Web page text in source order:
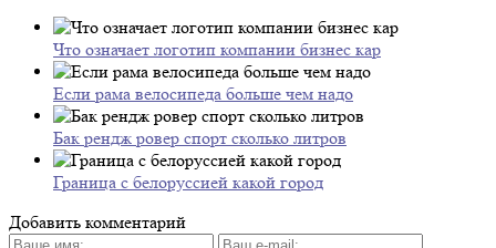
Что означает логотип компании бизнес кар
Если рама велосипеда больше чем надо
Бак рендж ровер спорт сколько литров
Граница с белоруссией какой город
Добавить комментарий